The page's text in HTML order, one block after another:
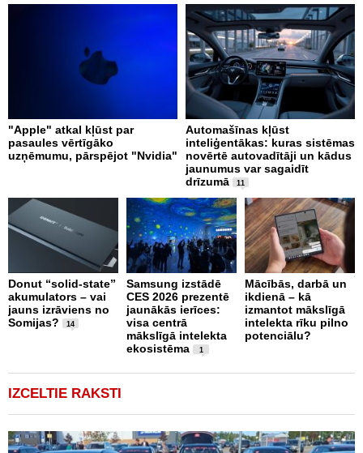
"Apple" atkal kļūst par
pasaules vērtīgāko
uzņēmumu, pārspējot "Nvidia"
Automašīnas kļūst
inteliģentākas: kuras sistēmas
novērtē autovadītāji un kādus
jaunumus var sagaidīt
drīzumā
11
Donut “solid-state”
akumulators – vai
jauns izrāviens no
Somijas?
14
Samsung izstādē
CES 2026 prezentē
jaunākās ierīces:
visa centrā
mākslīgā intelekta
ekosistēma
1
Mācībās, darbā un
ikdienā – kā
izmantot mākslīgā
intelekta rīku pilno
potenciālu?
IZCELTIE RAKSTI